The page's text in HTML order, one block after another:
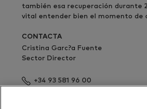
también esa recuperación durante
vital entender bien el momento de
CONTACTA
Cristina Garc?a Fuente
Sector Director
+34 93 581 96 00